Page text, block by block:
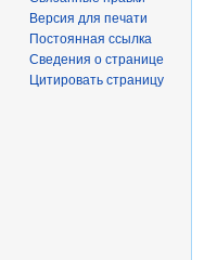
Версия для печати
Постоянная ссылка
Сведения о странице
Цитировать страницу